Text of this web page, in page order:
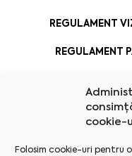
cookie-
Folosim cookie-uri pentru
REGULAMENT
REGULAMENT